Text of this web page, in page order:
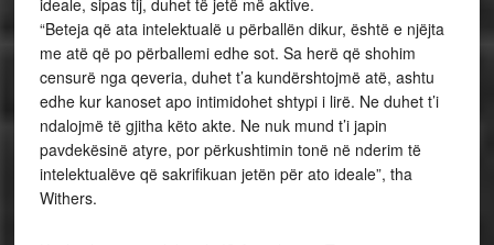
ideale, sipas tij, duhet të jetë më aktive.
“Beteja që ata intelektualë u përballën dikur, është e njëjta
me atë që po përballemi edhe sot. Sa herë që shohim
censurë nga qeveria, duhet t’a kundërshtojmë atë, ashtu
edhe kur kanoset apo intimidohet shtypi i lirë. Ne duhet t’i
ndalojmë të gjitha këto akte. Ne nuk mund t’i japin
pavdekësinë atyre, por përkushtimin tonë në nderim të
intelektualëve që sakrifikuan jetën për ato ideale”, tha
Withers.